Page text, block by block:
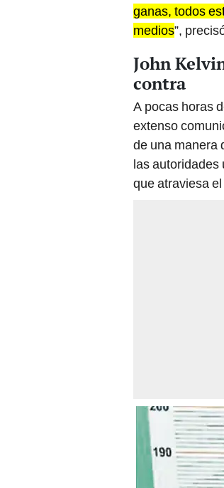
ganas, todos
medios”,
John
contra
A pocas horas
extenso
de una manera
las autoridades
que atraviesa